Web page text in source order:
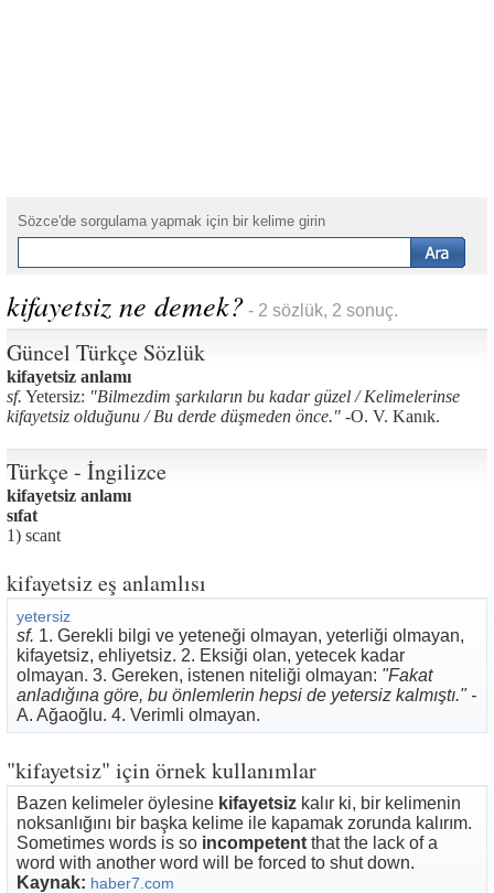
Sözce'de sorgulama yapmak için bir kelime girin
kifayetsiz ne demek? - 2 sözlük, 2 sonuç.
Güncel Türkçe Sözlük
kifayetsiz anlamı
sf. Yetersiz: "Bilmezdim şarkıların bu kadar güzel / Kelimelerinse
kifayetsiz olduğunu / Bu derde düşmeden önce." -O. V. Kanık.
Türkçe - İngilizce
kifayetsiz anlamı
sıfat
1) scant
kifayetsiz eş anlamlısı
yetersiz
sf. 1. Gerekli bilgi ve yeteneği olmayan, yeterliği olmayan,
kifayetsiz, ehliyetsiz. 2. Eksiği olan, yetecek kadar
olmayan. 3. Gereken, istenen niteliği olmayan: "Fakat
anladığına göre, bu önlemlerin hepsi de yetersiz kalmıştı." -
A. Ağaoğlu. 4. Verimli olmayan.
"kifayetsiz" için örnek kullanımlar
Bazen kelimeler öylesine kifayetsiz kalır ki, bir kelimenin
noksanlığını bir başka kelime ile kapamak zorunda kalırım.
Sometimes words is so incompetent that the lack of a
word with another word will be forced to shut down.
Kaynak: haber7.com